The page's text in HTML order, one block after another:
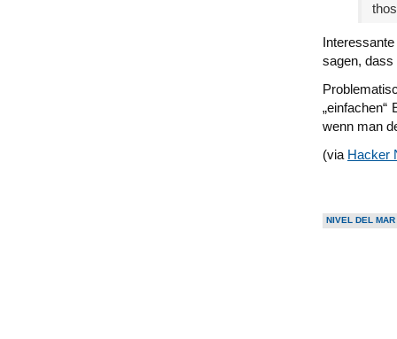
sagen, dass
wenn man
(via Hacker
NIVEL DEL